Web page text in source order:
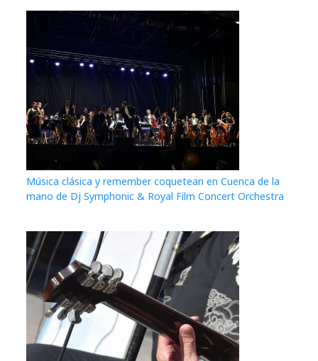
Música clásica y remember coquetean en Cuenca de la
mano de Dj Symphonic & Royal Film Concert Orchestra